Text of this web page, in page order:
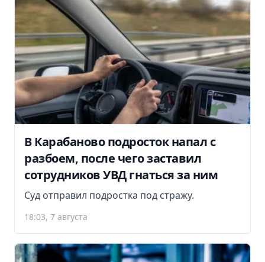
В Карабаново подросток напал с
разбоем, после чего заставил
сотрудников УВД гнаться за ним
Суд отправил подростка под стражу.
18:03, 7 августа